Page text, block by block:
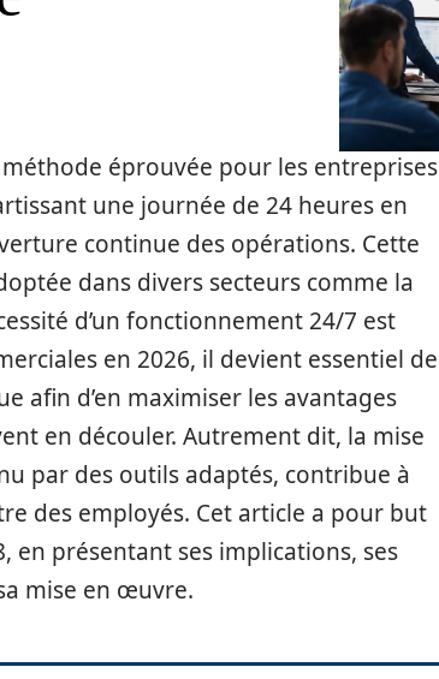
éprouvée pour les entreprises
une journée de 24 heures en
continue des opérations. Cette
dans divers secteurs comme la
d’un fonctionnement 24/7 est
en 2026, il devient essentiel de
afin d’en maximiser les avantages
en découler. Autrement dit, la mise
par des outils adaptés, contribue à
des employés. Cet article a pour but
en présentant ses implications, ses
mise en œuvre.